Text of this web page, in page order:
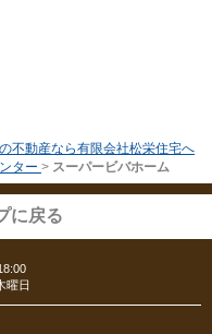
不動産なら有限会社松栄住宅へ
ター > スーパービバホーム
に戻る
曜日